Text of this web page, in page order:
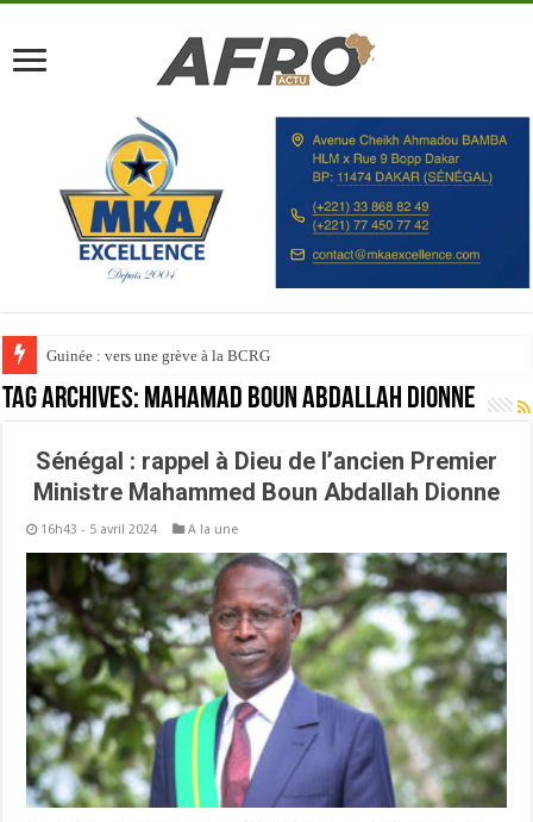
Guinée : vers une grève à la BCRG
Tag Archives: Mahamad Boun Abdallah Dionne
Sénégal : rappel à Dieu de l’ancien Premier
Ministre Mahammed Boun Abdallah Dionne
16h43 - 5 avril 2024 A la une